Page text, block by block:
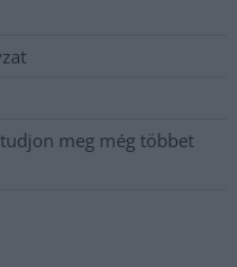
meg még többet